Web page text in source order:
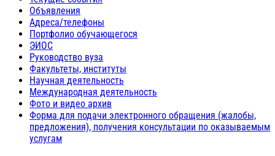
Объявления
Адреса/телефоны
Портфолио обучающегося
ЭИОС
Руководство вуза
Факультеты, институты
Научная деятельность
Международная деятельность
Фото и видео архив
Форма для подачи электронного обращения (жалобы,
предложения), получения консультации по оказываемым
услугам